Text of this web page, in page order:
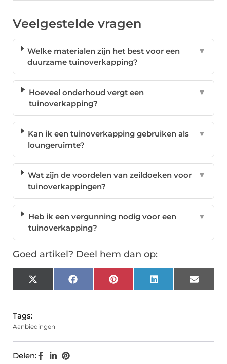
Veelgestelde vragen
Welke materialen zijn het best voor een
duurzame tuinoverkapping?
▼
Hoeveel onderhoud vergt een
tuinoverkapping?
▼
Kan ik een tuinoverkapping gebruiken als
loungeruimte?
▼
Wat zijn de voordelen van zeildoeken voor
tuinoverkappingen?
▼
Heb ik een vergunning nodig voor een
tuinoverkapping?
▼
Goed artikel? Deel hem dan op:
X
(Twitter)
FacebookPinterest LinkedIn Email
Tags:
Aanbiedingen
Delen: